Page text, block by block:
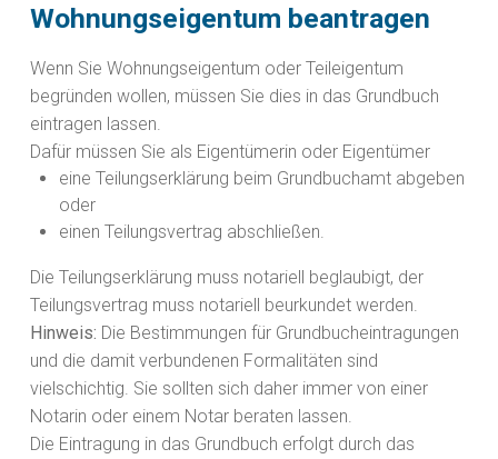
Wohnungseigentum beantragen
Wenn Sie Wohnungseigentum oder Teileigentum
begründen wollen, müssen Sie dies in das Grundbuch
eintragen lassen.
Dafür müssen Sie als Eigentümerin oder Eigentümer
eine Teilungserklärung beim Grundbuchamt abgeben
oder
einen Teilungsvertrag abschließen.
Die Teilungserklärung muss notariell beglaubigt, der
Teilungsvertrag muss notariell beurkundet werden.
Hinweis: Die Bestimmungen für Grundbucheintragungen
und die damit verbundenen Formalitäten sind
vielschichtig. Sie sollten sich daher immer von einer
Notarin oder einem Notar beraten lassen.
Die Eintragung in das Grundbuch erfolgt durch das